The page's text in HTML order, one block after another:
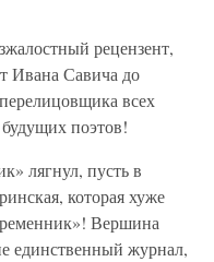
рецензент,
Ивана Савича до
всех
поэтов!
лягнул, пусть в
которая хуже
Вершина
единственный журнал,